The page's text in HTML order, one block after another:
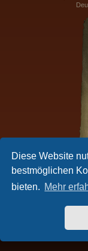
Diese Website
bestmöglichen
bieten. Mehr